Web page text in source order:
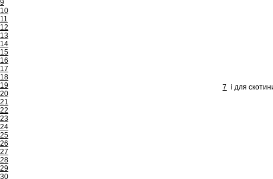
9
10
11
12
13
14
15
16
17
18
19
20
21
22
23
24
25
26
27
28
29
30
7 і для